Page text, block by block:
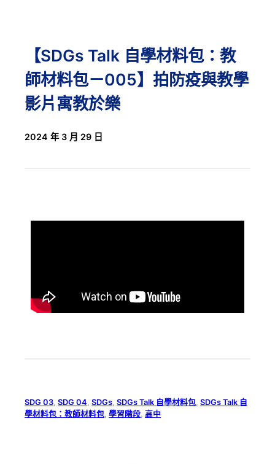
【SDGs Talk 自學材料包：教
師材料包－005】拍防疫與教學
影片寓教於樂
2024 年 3 月 29 日
SDG 03 , SDG 04 , SDGs , SDGs Talk 自學材料包 , SDGs Talk 自
學材料包：教師材料包 , 學習階段 , 高中